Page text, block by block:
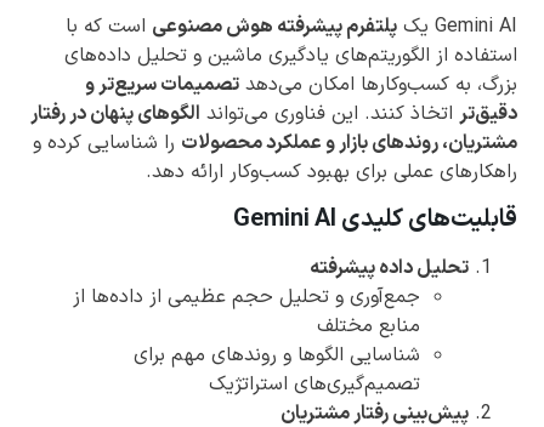
Gemini AI یک پلتفرم پیشرفته هوش مصنوعی است که با
استفاده از الگوریتم‌های یادگیری ماشین و تحلیل داده‌های
بزرگ، به کسب‌وکارها امکان می‌دهد تصمیمات سریع‌تر و
دقیق‌تر اتخاذ کنند. این فناوری می‌تواند الگوهای پنهان در رفتار
مشتریان، روندهای بازار و عملکرد محصولات را شناسایی کرده و
راهکارهای عملی برای بهبود کسب‌وکار ارائه دهد.
قابلیت‌های کلیدی Gemini AI
تحلیل داده پیشرفته
جمع‌آوری و تحلیل حجم عظیمی از داده‌ها از
منابع مختلف
شناسایی الگوها و روندهای مهم برای
تصمیم‌گیری‌های استراتژیک
پیش‌بینی رفتار مشتریان